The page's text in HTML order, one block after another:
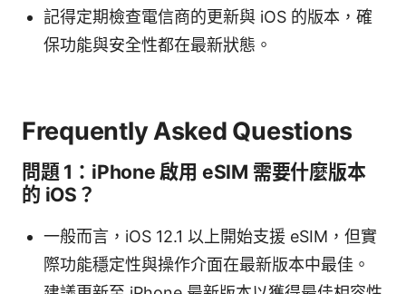
記得定期檢查電信商的更新與 iOS 的版本，確
保功能與安全性都在最新狀態。
Frequently Asked Questions
問題 1：iPhone 啟用 eSIM 需要什麼版本
的 iOS？
一般而言，iOS 12.1 以上開始支援 eSIM，但實
際功能穩定性與操作介面在最新版本中最佳。